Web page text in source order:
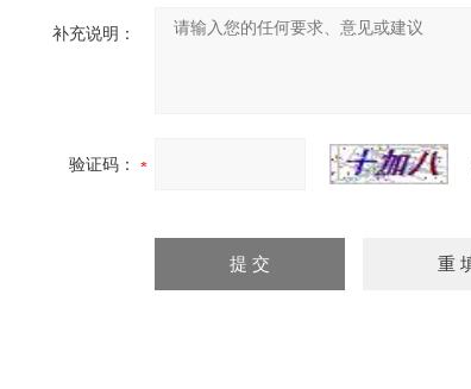
补充说明：
验证码：